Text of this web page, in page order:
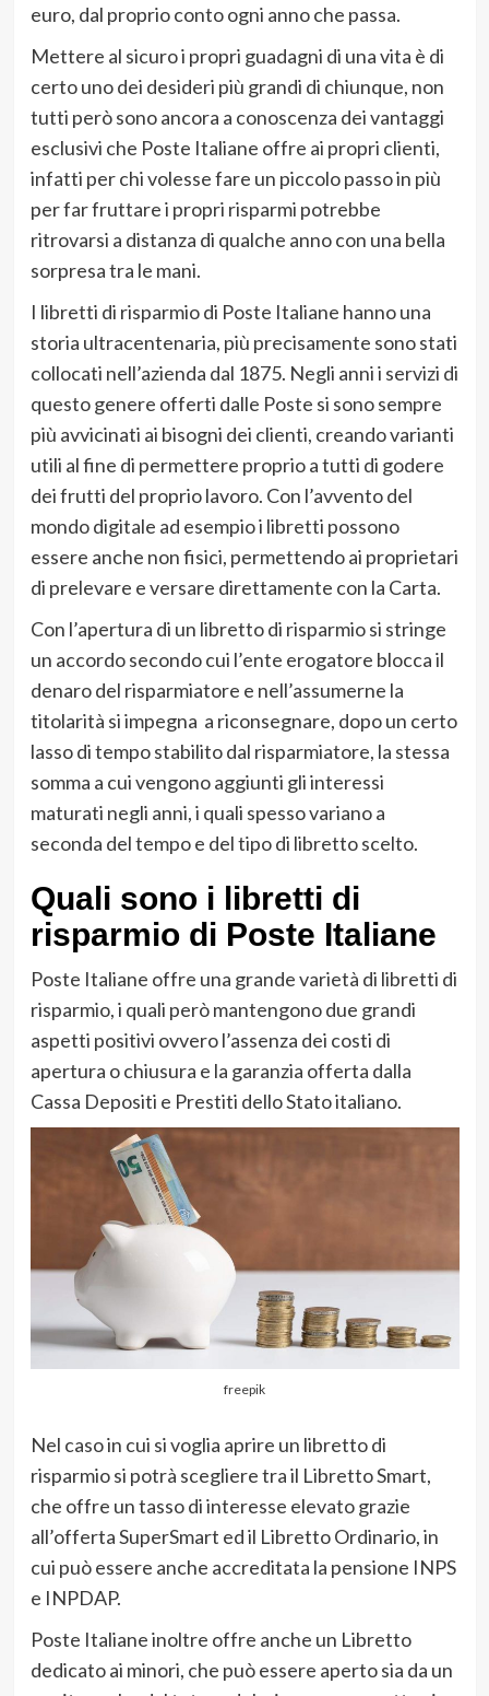
euro, dal proprio conto ogni anno che passa.
Mettere al sicuro i propri guadagni di una vita è di
certo uno dei desideri più grandi di chiunque, non
tutti però sono ancora a conoscenza dei vantaggi
esclusivi che Poste Italiane offre ai propri clienti,
infatti per chi volesse fare un piccolo passo in più
per far fruttare i propri risparmi potrebbe
ritrovarsi a distanza di qualche anno con una bella
sorpresa tra le mani.
I libretti di risparmio di Poste Italiane hanno una
storia ultracentenaria, più precisamente sono stati
collocati nell’azienda dal 1875. Negli anni i servizi di
questo genere offerti dalle Poste si sono sempre
più avvicinati ai bisogni dei clienti, creando varianti
utili al fine di permettere proprio a tutti di godere
dei frutti del proprio lavoro. Con l’avvento del
mondo digitale ad esempio i libretti possono
essere anche non fisici, permettendo ai proprietari
di prelevare e versare direttamente con la Carta.
Con l’apertura di un libretto di risparmio si stringe
un accordo secondo cui l’ente erogatore blocca il
denaro del risparmiatore e nell’assumerne la
titolarità si impegna a riconsegnare, dopo un certo
lasso di tempo stabilito dal risparmiatore, la stessa
somma a cui vengono aggiunti gli interessi
maturati negli anni, i quali spesso variano a
seconda del tempo e del tipo di libretto scelto.
Quali sono i libretti di
risparmio di Poste Italiane
Poste Italiane offre una grande varietà di libretti di
risparmio, i quali però mantengono due grandi
aspetti positivi ovvero l’assenza dei costi di
apertura o chiusura e la garanzia offerta dalla
Cassa Depositi e Prestiti dello Stato italiano.
freepik
Nel caso in cui si voglia aprire un libretto di
risparmio si potrà scegliere tra il Libretto Smart,
che offre un tasso di interesse elevato grazie
all’offerta SuperSmart ed il Libretto Ordinario, in
cui può essere anche accreditata la pensione INPS
e INPDAP.
Poste Italiane inoltre offre anche un Libretto
dedicato ai minori, che può essere aperto sia da un